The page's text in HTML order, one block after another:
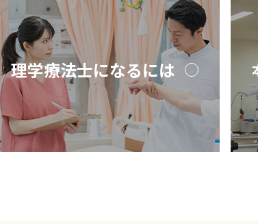
理学療法士になるには